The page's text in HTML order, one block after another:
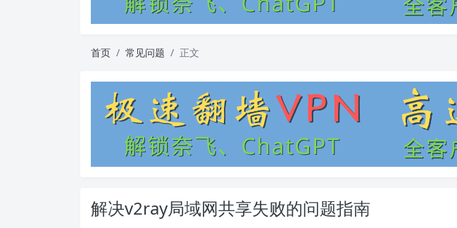
首页 常见问题 正文
解决v2ray局域网共享失败的问题指南